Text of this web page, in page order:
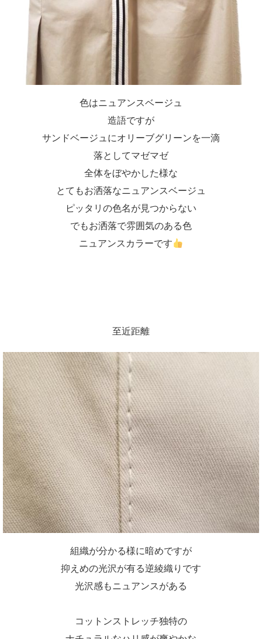
色はニュアンスベージュ
造語ですが
サンドベージュにオリーブグリーンを一滴
落としてマゼマゼ
全体をぼやかした様な
とてもお洒落なニュアンスベージュ
ピッタリの色名が見つからない
でもお洒落で雰囲気のある色
ニュアンスカラーです
至近距離
組織が分かる様に暗めですが
抑えめの光沢が有る逆綾織りです
光沢感もニュアンスがある
コットンストレッチ独特の